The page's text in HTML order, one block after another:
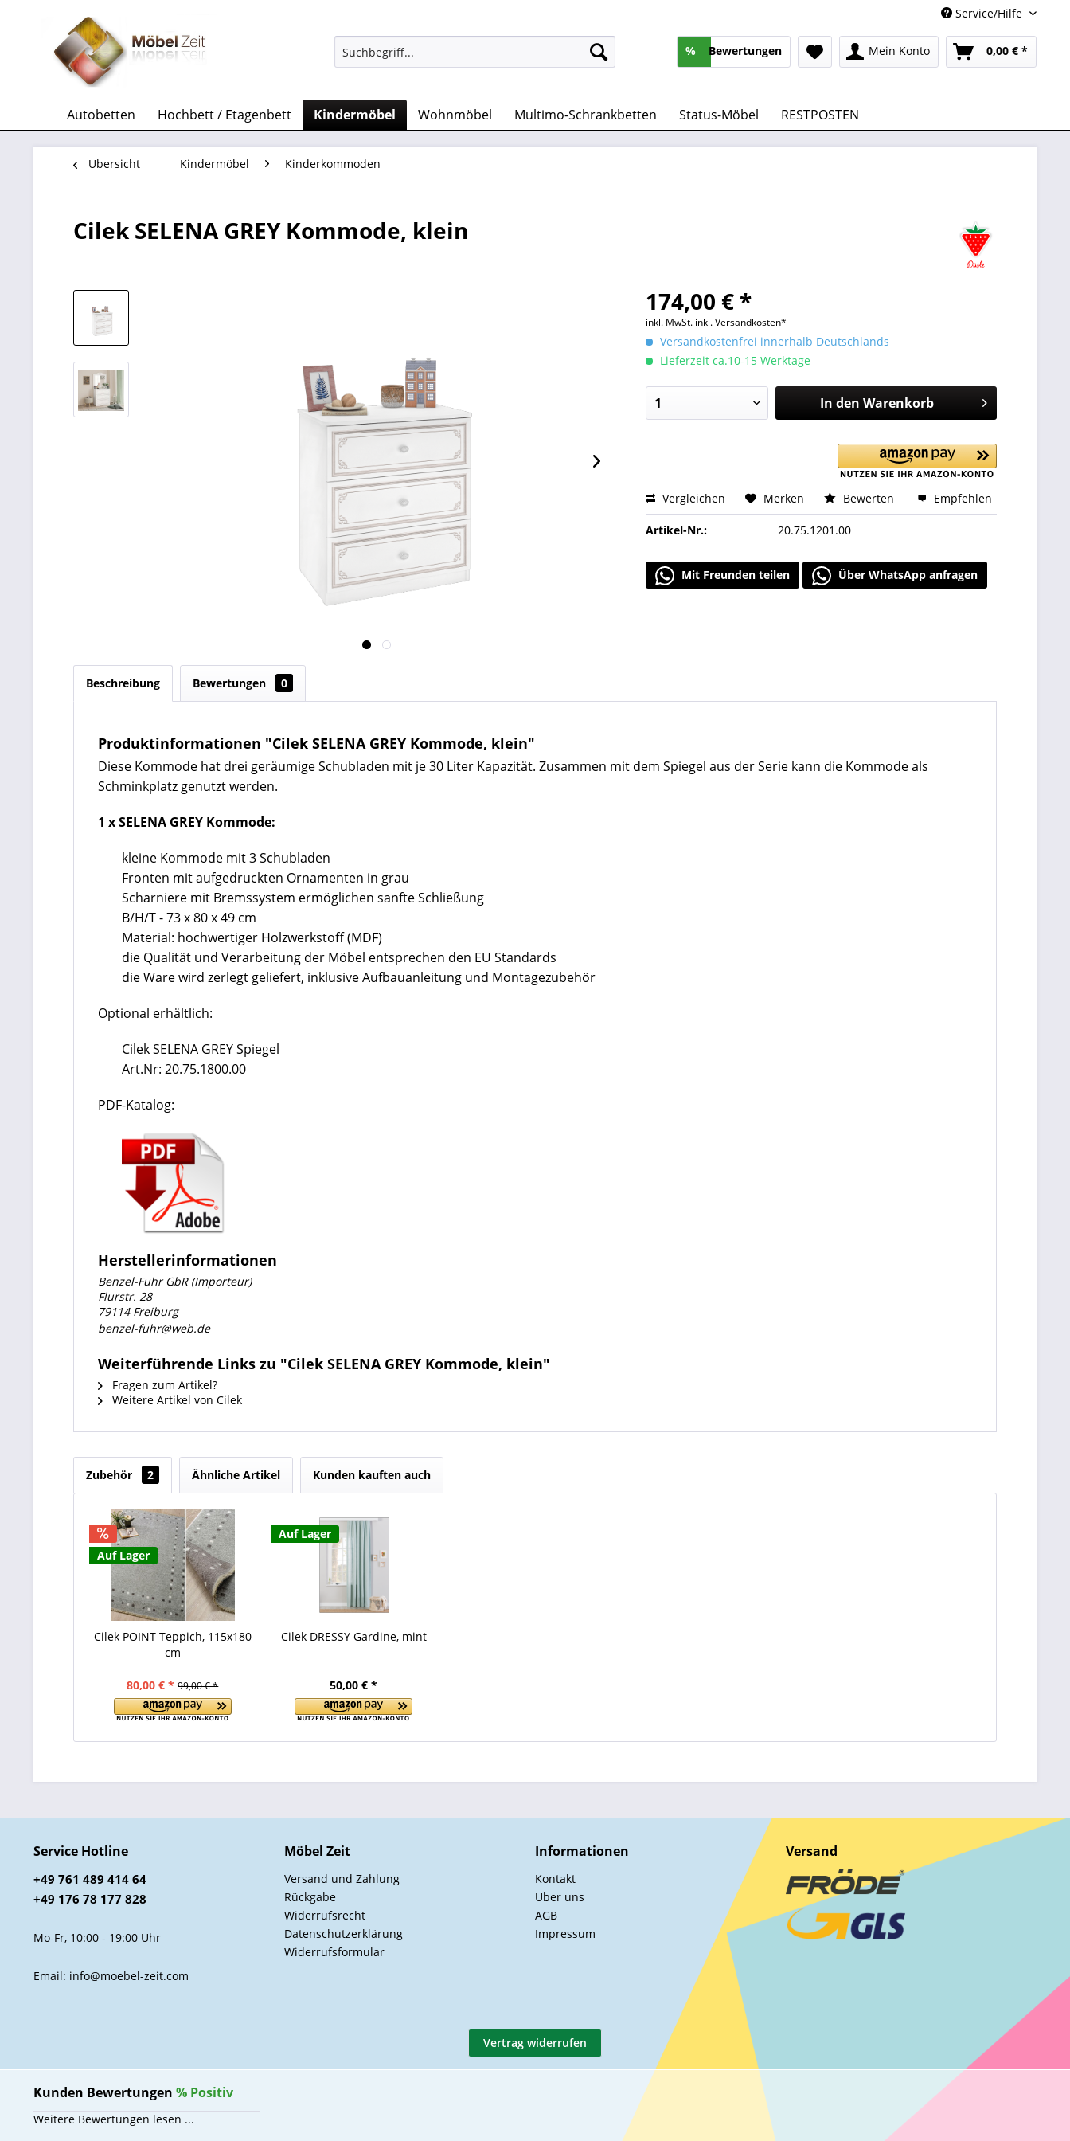
Service/Hilfe
% Bewertungen Mein Konto 0,00 € *
Autobetten Hochbett / Etagenbett Kindermöbel Wohnmöbel Multimo-Schrankbetten Status-Möbel RESTPOSTEN
Übersicht Kindermöbel Kinderkommoden
Cilek SELENA GREY Kommode, klein
174,00 € *
inkl. MwSt. inkl. Versandkosten*
Versandkostenfrei innerhalb Deutschlands
Lieferzeit ca.10-15 Werktage
In den Warenkorb
Vergleichen Merken Bewerten Empfehlen
Artikel-Nr.: 20.75.1201.00
Mit Freunden teilen Über WhatsApp anfragen
Beschreibung Bewertungen 0
Produktinformationen "Cilek SELENA GREY Kommode, klein"
Diese Kommode hat drei geräumige Schubladen mit je 30 Liter Kapazität. Zusammen mit dem Spiegel aus der Serie kann die Kommode als
Schminkplatz genutzt werden.
1 x SELENA GREY Kommode:
kleine Kommode mit 3 Schubladen
Fronten mit aufgedruckten Ornamenten in grau
Scharniere mit Bremssystem ermöglichen sanfte Schließung
B/H/T - 73 x 80 x 49 cm
Material: hochwertiger Holzwerkstoff (MDF)
die Qualität und Verarbeitung der Möbel entsprechen den EU Standards
die Ware wird zerlegt geliefert, inklusive Aufbauanleitung und Montagezubehör
Optional erhältlich:
Cilek SELENA GREY Spiegel
Art.Nr: 20.75.1800.00
PDF-Katalog:
Herstellerinformationen
Benzel-Fuhr GbR (Importeur)
Flurstr. 28
79114 Freiburg
benzel-fuhr@web.de
Weiterführende Links zu "Cilek SELENA GREY Kommode, klein"
Fragen zum Artikel?
Weitere Artikel von Cilek
Zubehör 2 Ähnliche Artikel Kunden kauften auch
Auf Lager
Cilek POINT Teppich, 115x180
cm
80,00 € * 99,00 € *
Auf Lager
Cilek DRESSY Gardine, mint
50,00 € *
Service Hotline
+49 761 489 414 64
+49 176 78 177 828
Mo-Fr, 10:00 - 19:00 Uhr
Email: info@moebel-zeit.com
Möbel Zeit
Versand und Zahlung
Rückgabe
Widerrufsrecht
Datenschutzerklärung
Widerrufsformular
Informationen
Kontakt
Über uns
AGB
Impressum
Versand
Vertrag widerrufen
Kunden Bewertungen % Positiv
Weitere Bewertungen lesen ...